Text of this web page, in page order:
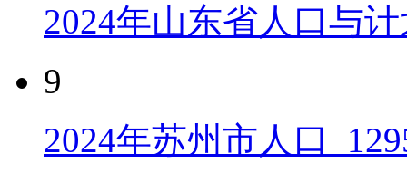
2024年山东省人口与
9
2024年苏州市人口